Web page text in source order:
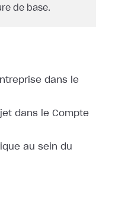
de base.
dans le
dans le Compte
au sein du